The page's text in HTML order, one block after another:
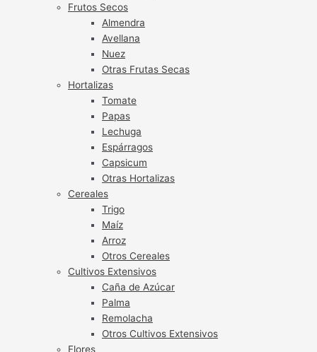
Frutos Secos
Almendra
Avellana
Nuez
Otras Frutas Secas
Hortalizas
Tomate
Papas
Lechuga
Espárragos
Capsicum
Otras Hortalizas
Cereales
Trigo
Maíz
Arroz
Otros Cereales
Cultivos Extensivos
Caña de Azúcar
Palma
Remolacha
Otros Cultivos Extensivos
Flores